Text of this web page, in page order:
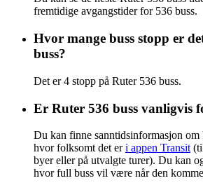
fremtidige avgangstider for 536 buss.
Hvor mange buss stopp er
buss?
Det er 4 stopp på Ruter 536 buss.
Er Ruter 536 buss vanligvis
Du kan finne sanntidsinformasjon om
hvor folksomt det eri appen Transit
byer eller på utvalgte turer). Du kan
hvor full buss vil være når den